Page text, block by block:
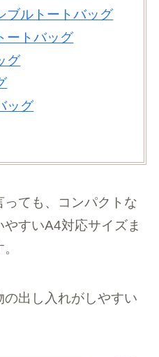
ブルトートバッグ
ートバッグ
グ
ッグ
っても、コンパクトな
すいA4対応サイズま
出し入れがしやすい